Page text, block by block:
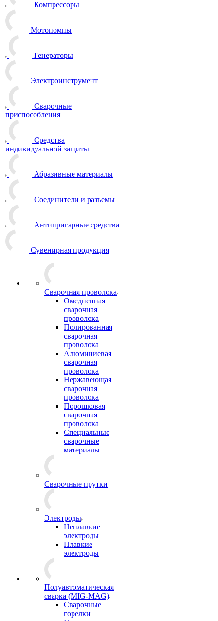
Компрессоры
Мотопомпы
Генераторы
Электроинструмент
Сварочные
приспособления
Средства
индивидуальной защиты
Абразивные материалы
Соединители и разъемы
Антипригарные средства
Сувенирная продукция
Сварочная проволока
Омедненная
сварочная
проволока
Полированная
сварочная
проволока
Алюминиевая
сварочная
проволока
Нержавеющая
сварочная
проволока
Порошковая
сварочная
проволока
Специальные
сварочные
материалы
Сварочные прутки
Электроды
Неплавкие
электроды
Плавкие
электроды
Полуавтоматическая
сварка (MIG-MAG)
Сварочные
горелки